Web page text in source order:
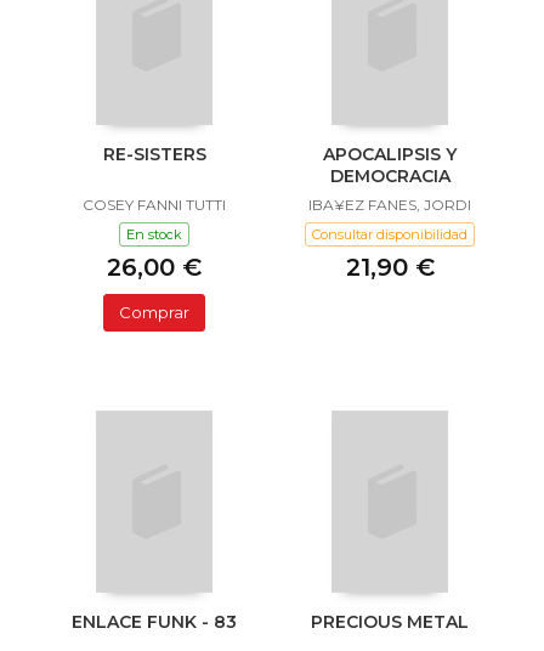
RE-SISTERS
COSEY FANNI TUTTI
En stock
26,00 €
Comprar
APOCALIPSIS Y
DEMOCRACIA
IBA¥EZ FANES, JORDI
Consultar disponibilidad
21,90 €
ENLACE FUNK - 83 PRECIOUS METAL